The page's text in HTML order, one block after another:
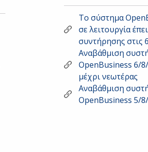
Το σύστημα
σε λειτουργία
συντήρησης στις
Αναβάθμιση
OpenBusiness 6/
μέχρι νεωτέρας
Αναβάθμιση
OpenBusiness 5/